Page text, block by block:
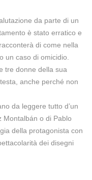
da parte di un
è stato erratico e
di come nella
un caso di omicidio.
tre donne della sua
anche perché non
da leggere tutto d’un
Montalbán o di Pablo
della protagonista con
dei disegni